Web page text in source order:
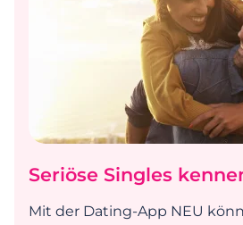
Seriöse Singles
Mit der Dating-App NEU